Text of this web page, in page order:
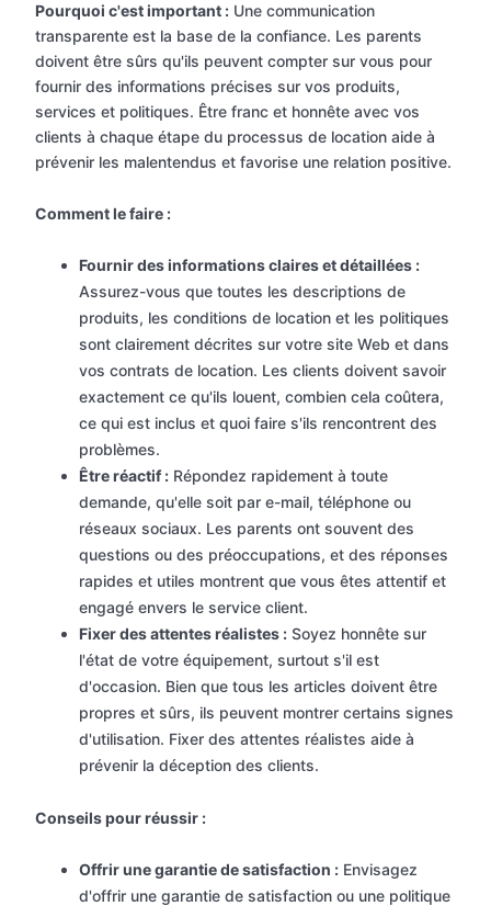
Pourquoi c'est important : Une communication
transparente est la base de la confiance. Les parents
doivent être sûrs qu'ils peuvent compter sur vous pour
fournir des informations précises sur vos produits,
services et politiques. Être franc et honnête avec vos
clients à chaque étape du processus de location aide à
prévenir les malentendus et favorise une relation positive.
Comment le faire :
Fournir des informations claires et détaillées :
Assurez-vous que toutes les descriptions de
produits, les conditions de location et les politiques
sont clairement décrites sur votre site Web et dans
vos contrats de location. Les clients doivent savoir
exactement ce qu'ils louent, combien cela coûtera,
ce qui est inclus et quoi faire s'ils rencontrent des
problèmes.
Être réactif : Répondez rapidement à toute
demande, qu'elle soit par e-mail, téléphone ou
réseaux sociaux. Les parents ont souvent des
questions ou des préoccupations, et des réponses
rapides et utiles montrent que vous êtes attentif et
engagé envers le service client.
Fixer des attentes réalistes : Soyez honnête sur
l'état de votre équipement, surtout s'il est
d'occasion. Bien que tous les articles doivent être
propres et sûrs, ils peuvent montrer certains signes
d'utilisation. Fixer des attentes réalistes aide à
prévenir la déception des clients.
Conseils pour réussir :
Offrir une garantie de satisfaction : Envisagez
d'offrir une garantie de satisfaction ou une politique